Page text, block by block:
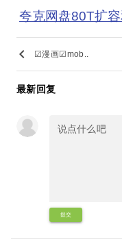
夸克网盘80T扩
keyboard_arrow_left ☑漫画☑mob..
最新回复
提交